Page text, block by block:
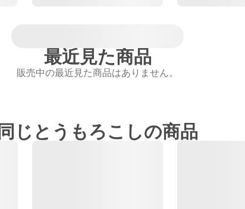
最近見た商品
販売中の最近見た商品はありません。
同じとうもろこしの商品